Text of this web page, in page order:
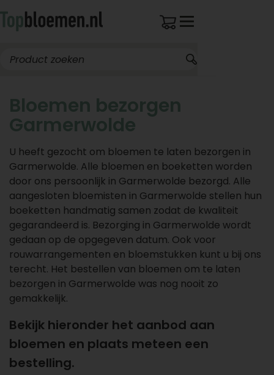
Bloemen bezorgen
Garmerwolde
U heeft gezocht om bloemen te laten bezorgen in
Garmerwolde. Alle bloemen en boeketten worden
door ons persoonlijk in Garmerwolde bezorgd. Alle
aangesloten bloemisten in Garmerwolde stellen hun
boeketten handmatig samen zodat de kwaliteit
gegarandeerd is. Bezorging in Garmerwolde wordt
gedaan op de opgegeven datum. Ook voor
rouwarrangementen en bloemstukken kunt u bij ons
terecht. Het bestellen van bloemen om te laten
bezorgen in Garmerwolde was nog nooit zo
gemakkelijk.
Bekijk hieronder het aanbod aan
bloemen en plaats meteen een
bestelling.